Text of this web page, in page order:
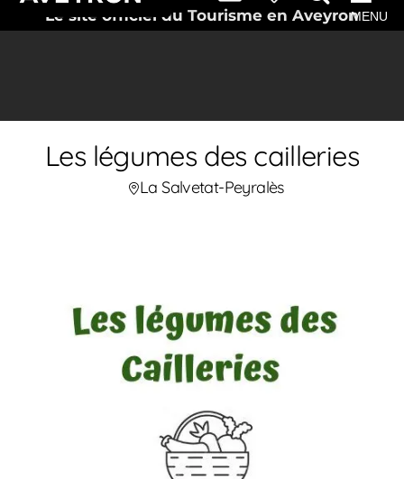
Le site officiel du Tourisme en AveyronMENU
Les légumes des cailleries
La Salvetat-Peyralès